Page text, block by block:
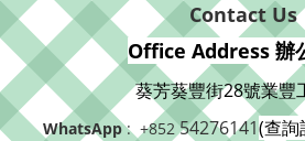
Contact Us
Office Address 辦
葵芳葵豐街28號業豐
WhatsApp: +85254276141(查